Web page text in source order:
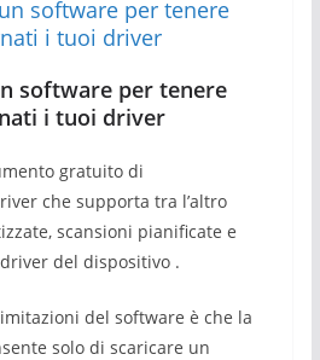
software per tenere
i tuoi driver
gratuito di
che supporta tra l’altro
scansioni pianificate e
del dispositivo .
del software è che la
solo di scaricare un